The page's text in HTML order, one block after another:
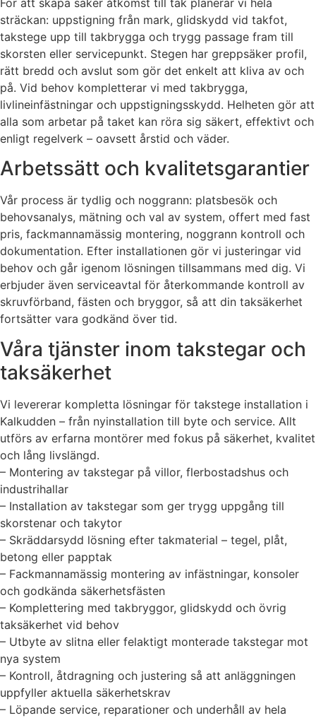
sträckan: uppstigning från mark, glidskydd vid takfot,
takstege upp till takbrygga och trygg passage fram till
skorsten eller servicepunkt. Stegen har greppsäker profil,
rätt bredd och avslut som gör det enkelt att kliva av och
på. Vid behov kompletterar vi med takbrygga,
livlineinfästningar och uppstigningsskydd. Helheten gör att
alla som arbetar på taket kan röra sig säkert, effektivt och
enligt regelverk – oavsett årstid och väder.
Arbetssätt och kvalitetsgarantier
Vår process är tydlig och noggrann: platsbesök och
behovsanalys, mätning och val av system, offert med fast
pris, fackmannamässig montering, noggrann kontroll och
dokumentation. Efter installationen gör vi justeringar vid
behov och går igenom lösningen tillsammans med dig. Vi
erbjuder även serviceavtal för återkommande kontroll av
skruvförband, fästen och bryggor, så att din taksäkerhet
fortsätter vara godkänd över tid.
Våra tjänster inom takstegar och
taksäkerhet
Vi levererar kompletta lösningar för takstege installation i
Kalkudden – från nyinstallation till byte och service. Allt
utförs av erfarna montörer med fokus på säkerhet, kvalitet
och lång livslängd.
– Montering av takstegar på villor, flerbostadshus och
industrihallar
– Installation av takstegar som ger trygg uppgång till
skorstenar och takytor
– Skräddarsydd lösning efter takmaterial – tegel, plåt,
betong eller papptak
– Fackmannamässig montering av infästningar, konsoler
och godkända säkerhetsfästen
– Komplettering med takbryggor, glidskydd och övrig
taksäkerhet vid behov
– Utbyte av slitna eller felaktigt monterade takstegar mot
nya system
– Kontroll, åtdragning och justering så att anläggningen
uppfyller aktuella säkerhetskrav
– Löpande service, reparationer och underhåll av hela